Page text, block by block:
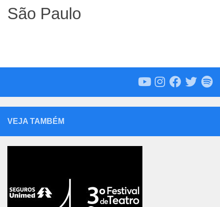
São Paulo
VEJA TAMBÉM